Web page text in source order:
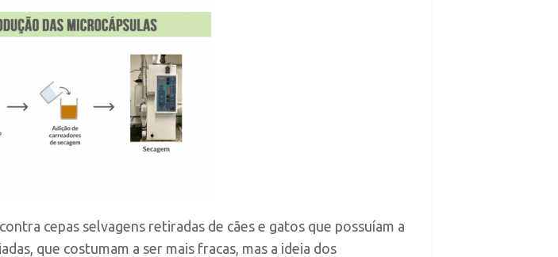
cepas selvagens retiradas de cães e gatos que possuíam a
que costumam a ser mais fracas, mas a ideia dos